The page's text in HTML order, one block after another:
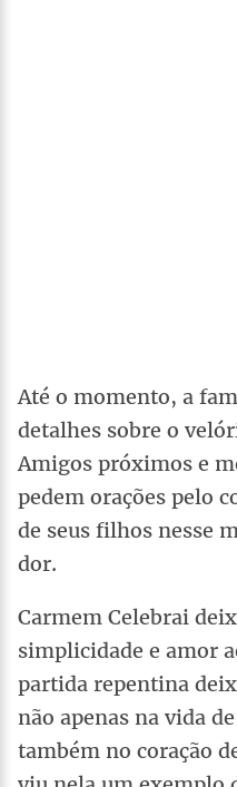
Até o momento, a
detalhes sobre o
Amigos próximos e
pedem orações pelo
de seus filhos nesse
dor.
Carmem Celebrai
simplicidade e amor
partida repentina
não apenas na vida
também no coração